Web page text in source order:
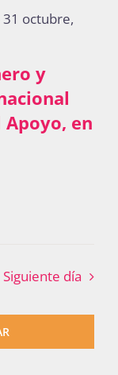
2027-1
y
Apoyo, en
31 octubre,
Siguiente día